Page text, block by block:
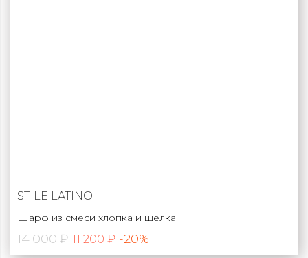
STILE LATINO
Шарф из смеси хлопка и шелка
14 000 ₽ 11 200 ₽ -20%